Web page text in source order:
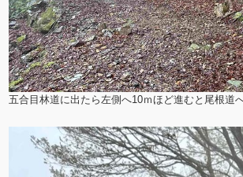
五合目林道に出たら左側へ10ｍほど進むと尾根道